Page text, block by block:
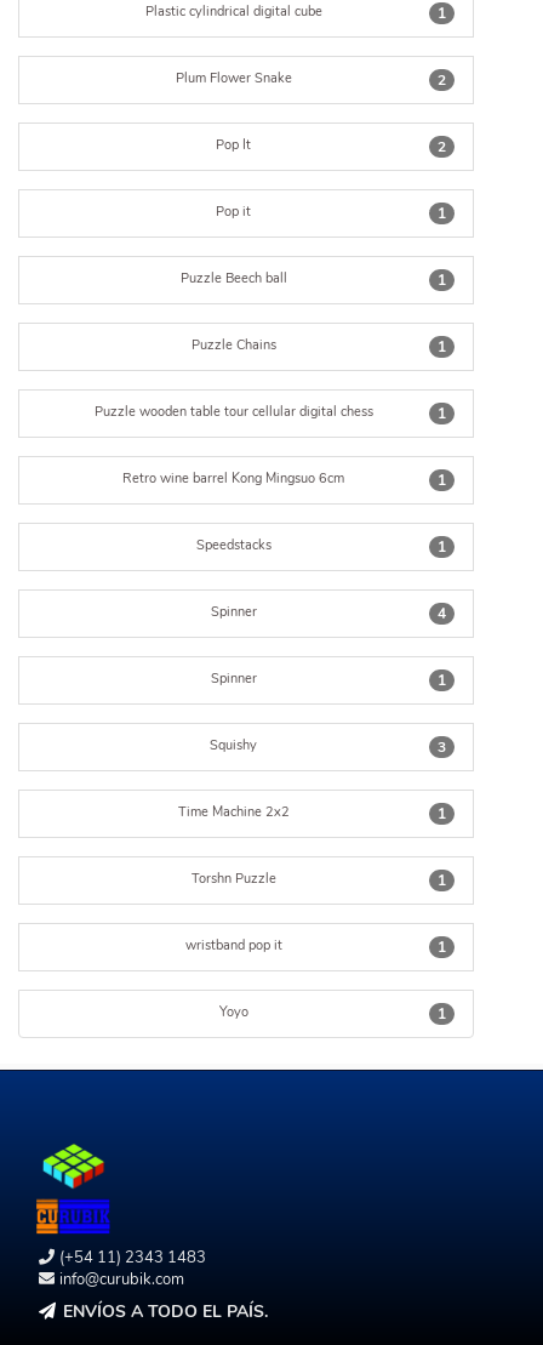
1
Plastic cylindrical digital cube
2
Plum Flower Snake
2
Pop It
1
Pop it
1
Puzzle Beech ball
1
Puzzle Chains
1
Puzzle wooden table tour cellular digital chess
1
Retro wine barrel Kong Mingsuo 6cm
1
Speedstacks
4
Spinner
1
Spinner
3
Squishy
1
Time Machine 2x2
1
Torshn Puzzle
1
wristband pop it
1
Yoyo
(+54 11) 2343 1483
info@curubik.com
ENVÍOS A TODO EL PAÍS.